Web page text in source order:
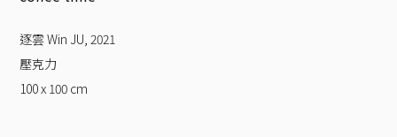
逐雲 Win JU 2021
壓克力
100 x 100 cm